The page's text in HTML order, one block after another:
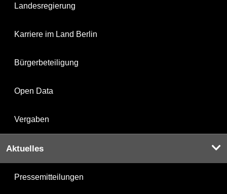
Landesregierung
Karriere im Land Berlin
Bürgerbeteiligung
Open Data
Vergaben
Aktuelles
Pressemitteilungen